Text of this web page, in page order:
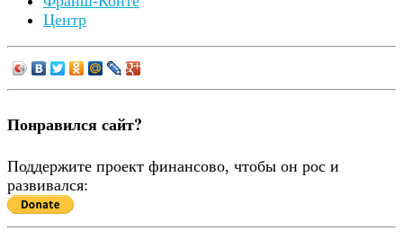
Центр
Понравился сайт?
Поддержите проект финансово, чтобы он рос и
развивался: